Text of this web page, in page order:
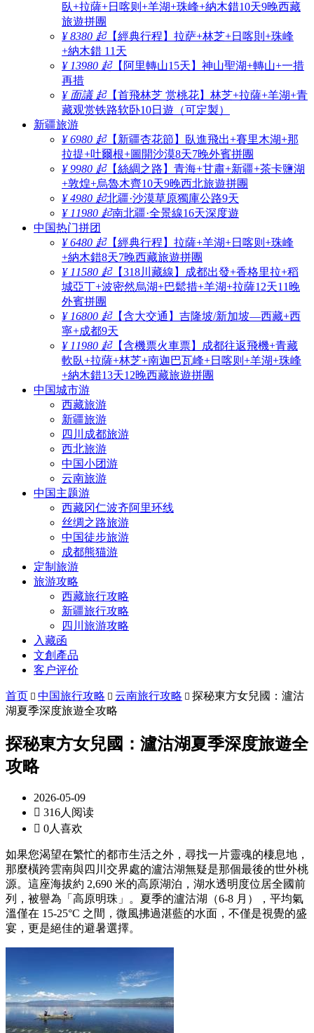
臥+拉薩+日喀则+羊湖+珠峰+納木錯10天9晚西藏
旅遊拼團
¥ 8380 起【經典行程】拉萨+林芝+日喀則+珠峰
+納木錯 11天
¥ 13980 起【阿里轉山15天】神山聖湖+轉山+一措
再措
¥ 面議 起【首飛林芝 赏桃花】林芝+拉薩+羊湖+青
藏观赏铁路软卧10日遊（可定製）
新疆旅游
¥ 6980 起【新疆杏花節】臥進飛出+賽里木湖+那
拉提+吐爾根+圖開沙漠8天7晚外賓拼團
¥ 9980 起【絲綢之路】青海+甘肅+新疆+茶卡鹽湖
+敦煌+烏魯木齊10天9晚西北旅遊拼團
¥ 4980 起北疆·沙漠草原獨庫公路9天
¥ 11980 起南北疆·全景線16天深度遊
中国热门拼团
¥ 6480 起【經典行程】拉薩+羊湖+日喀则+珠峰
+納木錯8天7晚西藏旅遊拼團
¥ 11580 起【318川藏線】成都出發+香格里拉+稻
城亞丁+波密然烏湖+巴鬆措+羊湖+拉薩12天11晚
外賓拼團
¥ 16800 起【含大交通】吉隆坡/新加坡—西藏+西
寧+成都9天
¥ 11980 起【含機票火車票】成都往返飛機+青藏
軟臥+拉薩+林芝+南迦巴瓦峰+日喀则+羊湖+珠峰
+納木錯13天12晚西藏旅遊拼團
中国城市游
西藏旅游
新疆旅游
四川成都旅游
西北旅游
中国小团游
云南旅游
中国主题游
西藏冈仁波齐阿里环线
丝绸之路旅游
中国徒步旅游
成都熊猫游
定制旅游
旅游攻略
西藏旅行攻略
新疆旅行攻略
四川旅游攻略
入藏函
文創產品
客户评价
首页  中国旅行攻略  云南旅行攻略  探秘東方女兒國：瀘沽
湖夏季深度旅遊全攻略
探秘東方女兒國：瀘沽湖夏季深度旅遊全
攻略
2026-05-09
 316人阅读
 0人喜欢
如果您渴望在繁忙的都市生活之外，尋找一片靈魂的棲息地，
那麼橫跨雲南與四川交界處的瀘沽湖無疑是那個最後的世外桃
源。這座海拔約 2,690 米的高原湖泊，湖水透明度位居全國前
列，被譽為「高原明珠」。夏季的瀘沽湖（6-8 月），平均氣
溫僅在 15-25°C 之間，微風拂過湛藍的水面，不僅是視覺的盛
宴，更是絕佳的避暑選擇。